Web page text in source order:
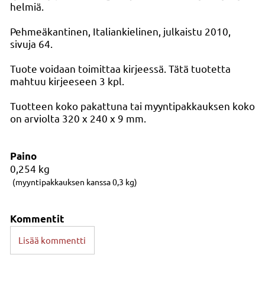
helmiä.
Pehmeäkantinen, Italiankielinen, julkaistu 2010,
sivuja 64.
Tuote voidaan toimittaa kirjeessä. Tätä tuotetta
mahtuu kirjeeseen 3 kpl.
Tuotteen koko pakattuna tai myyntipakkauksen koko
on arviolta 320 x 240 x 9 mm.
Paino
0,254 kg
(myyntipakkauksen kanssa 0,3 kg)
Kommentit
Lisää kommentti